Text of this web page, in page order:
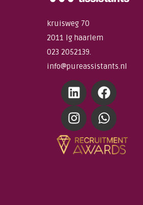
kruisweg 70
2011 lg haarlem
023 2052139.
info@pureassistants.nl